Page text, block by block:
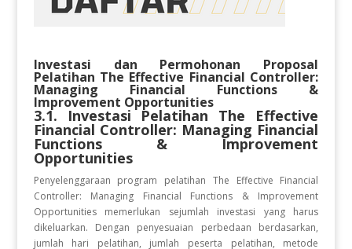
Investasi dan Permohonan Proposal
Pelatihan The Effective Financial Controller:
Managing Financial Functions &
Improvement Opportunities
3.1. Investasi Pelatihan The Effective
Financial Controller: Managing Financial
Functions & Improvement
Opportunities
Penyelenggaraan program pelatihan The Effective Financial
Controller: Managing Financial Functions & Improvement
Opportunitiesmemerlukan sejumlah investasi yang harus
dikeluarkan. Dengan penyesuaian perbedaan berdasarkan,
jumlah hari pelatihan, jumlah peserta pelatihan, metode